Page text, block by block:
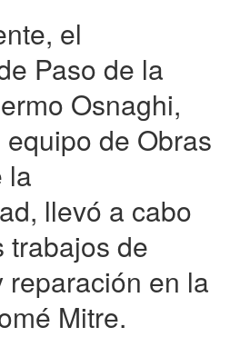
el
Paso de la
Osnaghi,
de Obras
la
llevó a cabo
trabajos de
reparación en la
Mitre.